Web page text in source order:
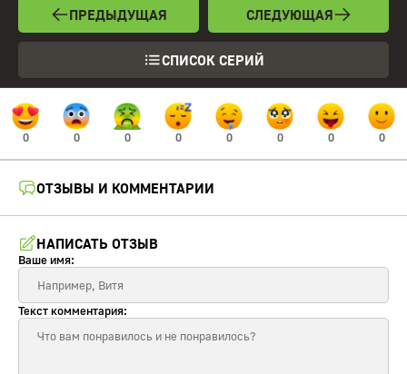
ПРЕДЫДУЩАЯ
СПИСОК СЕРИЙ
СЛЕДУЮЩАЯ
0 0 0 0 0 0 0 0
ОТЗЫВЫ И КОММЕНТАРИИ
НАПИСАТЬ ОТЗЫВ
Ваше имя:
Текст комментария: